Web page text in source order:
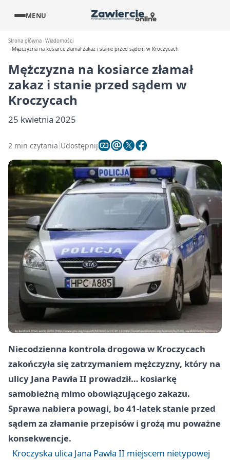
MENU
Strona główna Wiadomości
Mężczyzna na kosiarce złamał zakaz i stanie przed sądem w Kroczycach
Mężczyzna na kosiarce złamał
zakaz i stanie przed sądem w
Kroczycach
25 kwietnia 2025
2 min czytania Udostępnij
Niecodzienna kontrola drogowa w Kroczycach
zakończyła się zatrzymaniem mężczyzny, który na
ulicy Jana Pawła II prowadził… kosiarkę
samobieżną mimo obowiązującego zakazu.
Sprawa nabiera powagi, bo 41-latek stanie przed
sądem za złamanie przepisów i grożą mu poważne
konsekwencje.
Kroczyska ulica Jana Pawła II miejscem nietypowej